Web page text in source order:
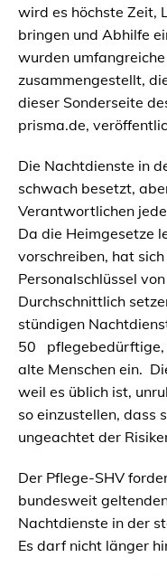
wird es höchste Zeit,
bringen und Abhilfe
wurden
zusammengestellt,
dieser Sonderseite
prisma.de,
Die Nachtdienste in
schwach besetzt,
Verantwortlichen
Da die Heimgesetze
vorschreiben, hat
Personalschlüssel
Durchschnittlich
stündigen
50 pflegebedürftige,
alte Menschen ein.
weil es üblich ist,
so einzustellen, dass
ungeachtet der
Der Pflege-SHV
bundesweit
Nachtdienste in der
Es darf nicht länger